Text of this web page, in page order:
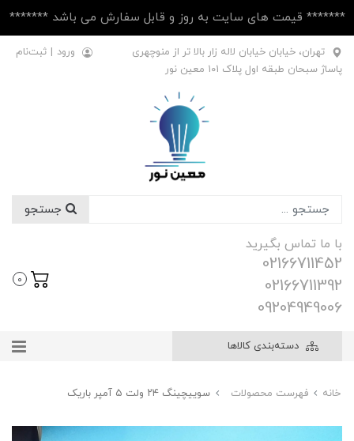
******* قیمت های سایت به روز و قابل سفارش می باشد *******
تهران، خیابان خیابان لاله زار بالا تر از منوچهری
پاساژ سبحان طبقه اول پلاک ۱۰1 معین نور
ورود | ثبت‌نام
با ما تماس بگیرید
02166711452
02166711392
09204949006
0
دسته‌بندی کالاها
خانه فهرست محصولات سوییچینگ ۲۴ ولت ۵ آمپر باریک